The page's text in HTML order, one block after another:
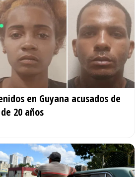
en Guyana acusados de
20 años